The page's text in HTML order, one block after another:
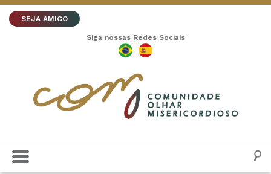
SEJA AMIGO
Siga nossas Redes Sociais